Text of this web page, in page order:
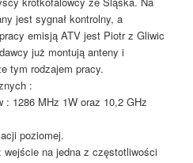
jest sygnał kontrolny, a
emisją ATV jest Piotr z Gliwic
już montują anteny i
tym rodzajem pracy.
:
: 1286 MHz 1W oraz 10,2 GHz
poziomej.
wejście na jedna z częstotliwości